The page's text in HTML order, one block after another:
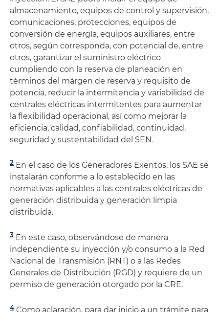
almacenamiento, equipos de control y supervisión,
comunicaciones, protecciones, equipos de
conversión de energía, equipos auxiliares, entre
otros, según corresponda, con potencial de, entre
otros, garantizar el suministro eléctrico
cumpliendo con la reserva de planeación en
términos del márgen de reserva y requisito de
potencia, reducir la intermitencia y variabilidad de
centrales eléctricas intermitentes para aumentar
la flexibilidad operacional, así como mejorar la
eficiencia, calidad, confiabilidad, continuidad,
seguridad y sustentabilidad del SEN.
2 En el caso de los Generadores Exentos, los SAE se
instalarán conforme a lo establecido en las
normativas aplicables a las centrales eléctricas de
generación distribuida y generación limpia
distribuida.
3 En este caso, observándose de manera
independiente su inyección y/o consumo a la Red
Nacional de Transmisión (RNT) o a las Redes
Generales de Distribución (RGD) y requiere de un
permiso de generación otorgado por la CRE.
4 Como aclaración, para dar inicio a un trámite para